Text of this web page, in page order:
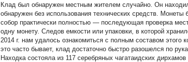
Клад был обнаружен местным жителем случайно. Он
обнаружен без использования технических средств.
собор практически полностью — последующая проверка
одну монету. Следов емкости или упаковки, в которой
2014 г. нам удалось ознакомиться с полным составом
это часто бывает, клад достаточно быстро разошелся по
Находка состояла из 117 серебряных чагатаидских